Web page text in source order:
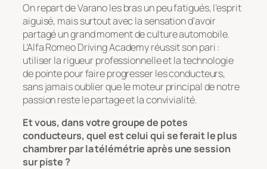
On repart de Varano les bras un peu fatigués, l’esprit
aiguisé, mais surtout avec la sensation d’avoir
partagé un grand moment de culture automobile.
L’Alfa Romeo Driving Academy réussit son pari :
utiliser la rigueur professionnelle et la technologie
de pointe pour faire progresser les conducteurs,
sans jamais oublier que le moteur principal de notre
passion reste le partage et la convivialité.
Et vous, dans votre groupe de potes
conducteurs, quel est celui qui se ferait le plus
chambrer par la télémétrie après une session
sur piste ?